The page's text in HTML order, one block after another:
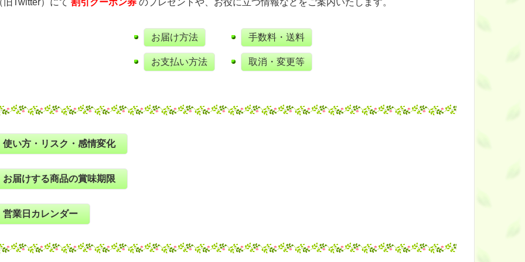
お届け方法
お支払い方法
手数料・送料
取消・変更等
使い方・リスク・感情変化
お届けする商品の賞味期限
営業日カレンダー